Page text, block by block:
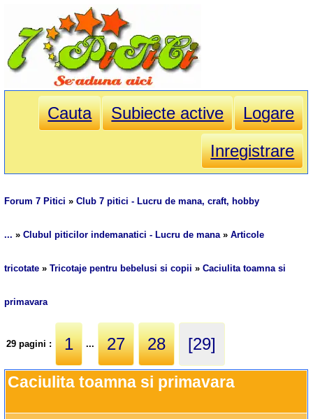
Cauta Subiecte active
Logare
Inregistrare
Forum 7 Pitici »Club 7 pitici - Lucru de mana, craft, hobby
... »Clubul piticilor indemanatici - Lucru de mana»Articole
tricotate »Tricotaje pentru bebelusi si copii »Caciulita toamna si
primavara
29 pagini : 1 ... 27 28 [29]
Caciulita toamna si primavara